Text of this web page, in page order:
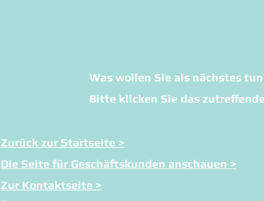
Was wollen Sie als nächstes
Bitte klicken Sie das
Zurück zur Startseite >
Die Seite für Geschäftskunden anschauen >
Zur Kontaktseite >